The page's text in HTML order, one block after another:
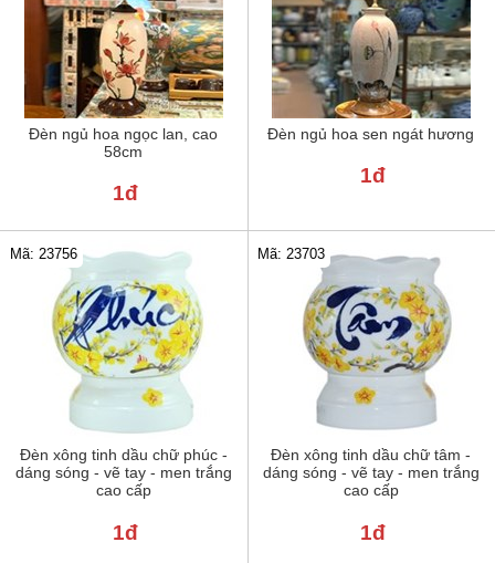
Đèn ngủ hoa ngọc lan, cao
58cm
1đ
Đèn ngủ hoa sen ngát hương
1đ
Đèn xông tinh dầu chữ phúc -
dáng sóng - vẽ tay - men trắng
cao cấp
Mã: 23756
1đ
Đèn xông tinh dầu chữ tâm -
dáng sóng - vẽ tay - men trắng
cao cấp
Mã: 23703
1đ